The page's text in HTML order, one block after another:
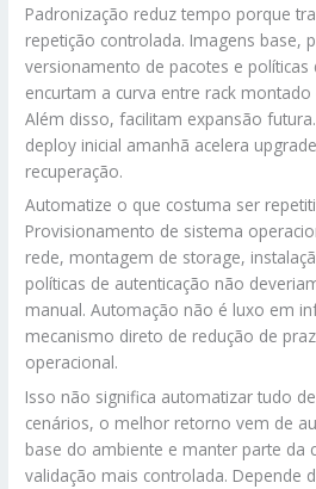
Padronização reduz tempo porque
repetição controlada. Imagens base,
versionamento de pacotes e
encurtam a curva entre rack
Além disso, facilitam expansão
deploy inicial amanhã acelera
recuperação.
Automatize o que costuma ser
Provisionamento de sistema
rede, montagem de storage,
políticas de autenticação não
manual. Automação não é luxo em
mecanismo direto de redução de
operacional.
Isso não significa automatizar tudo
cenários, o melhor retorno vem de
base do ambiente e manter parte da
validação mais controlada. Depende